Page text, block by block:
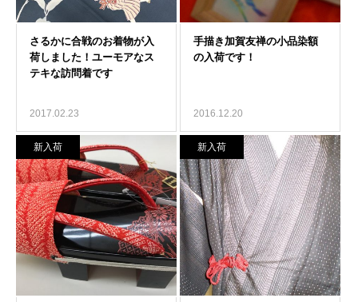
2017.02.23 2016.12.20
新入荷 新入荷